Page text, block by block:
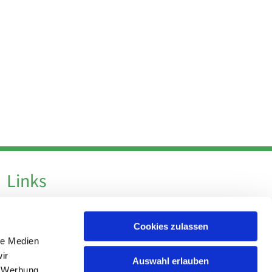
Medien
Cookies zulassen
Auswahl erlauben
Links
Impressum